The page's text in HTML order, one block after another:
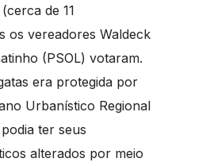
de 11
os vereadores Waldeck
(PSOL) votaram.
era protegida por
Urbanístico Regional
ter seus
alterados por meio